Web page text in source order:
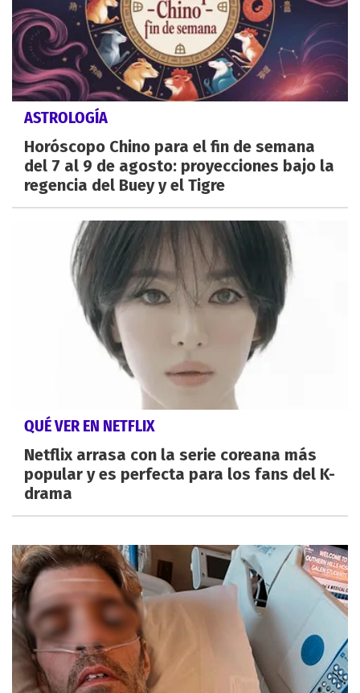
ASTROLOGÍA
Horóscopo Chino para el fin de semana
del 7 al 9 de agosto: proyecciones bajo la
regencia del Buey y el Tigre
QUÉ VER EN NETFLIX
Netflix arrasa con la serie coreana más
popular y es perfecta para los fans del K-
drama